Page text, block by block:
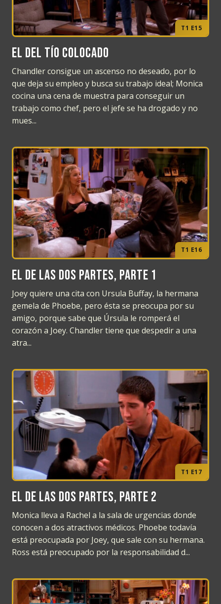
T1 E15
El del tío colocado
Chandler consigue un ascenso no deseado, por lo
que deja su empleo y busca su trabajo ideal; Monica
cocina una cena de muestra para conseguir un
trabajo como chef, pero el jefe se ha drogado y no
mues...
T1 E16
El de las dos partes, Parte 1
Joey quiere una cita con Ursula Buffay, la hermana
gemela de Phoebe, pero ésta se preocupa por su
amigo, porque sabe que Úrsula le romperá el
corazón a Joey. Chandler tiene que despedir a una
atra...
T1 E17
El de las dos partes, Parte 2
Monica lleva a Rachel a la sala de urgencias donde
conocen a dos atractivos médicos. Phoebe todavía
está preocupada por Joey, que sale con su hermana.
Ross está preocupado por la responsabilidad d...